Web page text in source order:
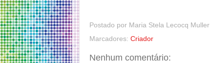
Postado por Maria Stela Lecocq Muller
Marcadores: Criador
Nenhum comentário: